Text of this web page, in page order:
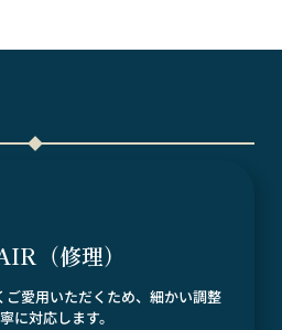
（修理）
ご愛用いただくため、細かい調整
に対応します。